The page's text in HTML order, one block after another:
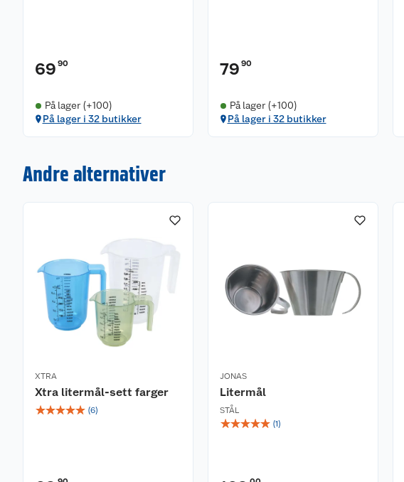
69 90
På lager (+100)
På lager i 32 butikker
79 90
På lager (+100)
På lager i 32 butikker
Andre alternativer
XTRA
Xtra litermål-sett farger
☆☆☆☆☆ (6)
JONAS
Litermål
STÅL
☆☆☆☆☆ (1)